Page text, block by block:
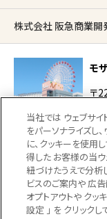
株式会社 阪急商業開
モ
〒
中
代
18
わ
ー
当社では ウェブサ
をパーソナライズし
に、クッキーを使用
得した お客様の当
紐づけたうえで分析
ビスのご案内や 広
オプトアウトや クッ
設定 」 を クリックし